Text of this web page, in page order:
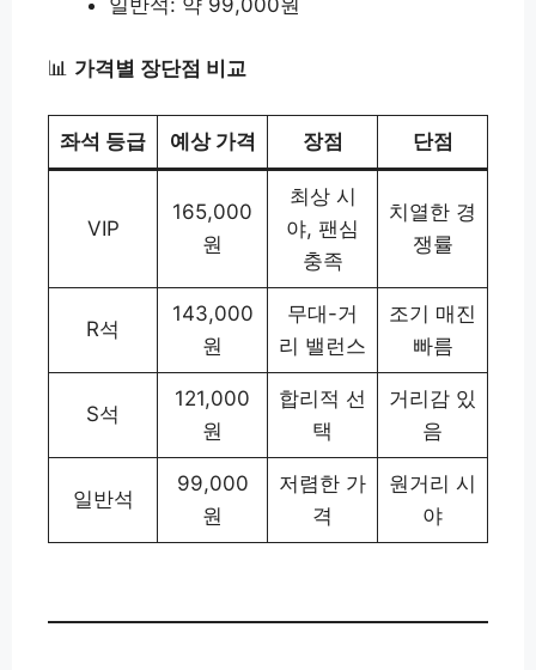
일반석: 약 99,000원
📊 가격별 장단점 비교
좌석 등급 예상 가격 장점 단점
VIP
165,000
원
최상 시
야, 팬심
충족
치열한 경
쟁률
R석
143,000
원
무대-거
리 밸런스
조기 매진
빠름
S석
121,000
원
합리적 선
택
거리감 있
음
일반석
99,000
원
저렴한 가
격
원거리 시
야